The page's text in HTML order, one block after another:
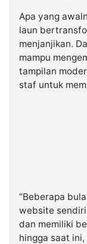
Apa yang
laun
menjanjikan.
mampu
tampilan
staf untuk
“Beberapa
website
dan memiliki
hingga saat